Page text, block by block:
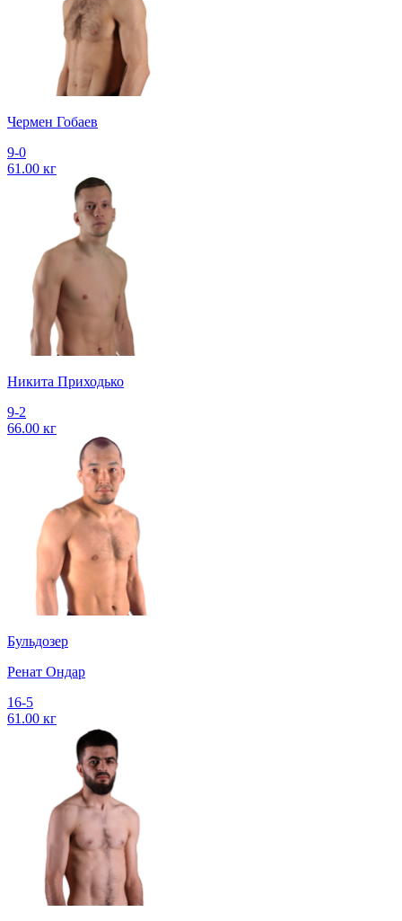
Чермен Гобаев
9-0
61.00 кг
Никита Приходько
9-2
66.00 кг
Бульдозер
Ренат Ондар
16-5
61.00 кг